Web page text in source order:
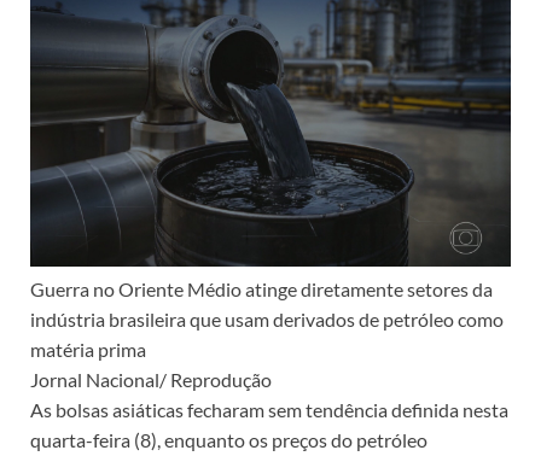
Guerra no Oriente Médio atinge diretamente setores da
indústria brasileira que usam derivados de petróleo como
matéria prima
Jornal Nacional/ Reprodução
As bolsas asiáticas fecharam sem tendência definida nesta
quarta-feira (8), enquanto os preços do petróleo